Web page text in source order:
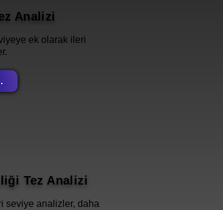
Analizi
ek olarak ileri
Tez Analizi
seviye analizler, daha